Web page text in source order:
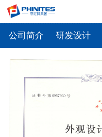
公司简介 研发设计